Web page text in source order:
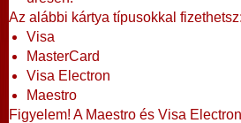
Az alábbi kártya típusokkal fizethetsz:
Visa
MasterCard
Visa Electron
Maestro
Figyelem! A Maestro és Visa